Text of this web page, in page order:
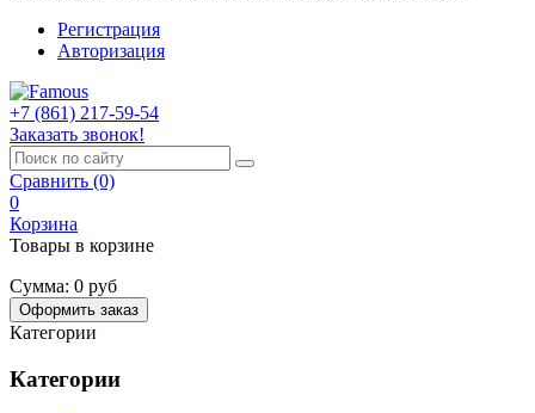
Регистрация
Авторизация
+7 (861) 217-59-54
Заказать звонок!
Сравнить (0)
0
Корзина
Товары в корзине
Сумма: 0 руб
Оформить заказ
Категории
Категории